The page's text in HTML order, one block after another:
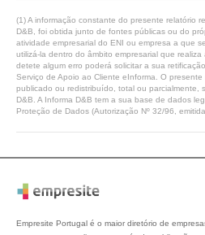
(1) A informação constante do presente relatório
D&B, foi obtida junto de fontes públicas ou do
atividade empresarial do ENI ou empresa a que
utilizá-la dentro do âmbito empresarial que
detete algum erro poderá solicitar a sua
Serviço de Apoio ao Cliente eInforma. O
publicado ou redistribuído, total ou parcialmente,
D&B. A Informa D&B tem a sua base de dados
Proteção de Dados (Autorização Nº 32/96,
Empresite Portugal é o maior diretório de